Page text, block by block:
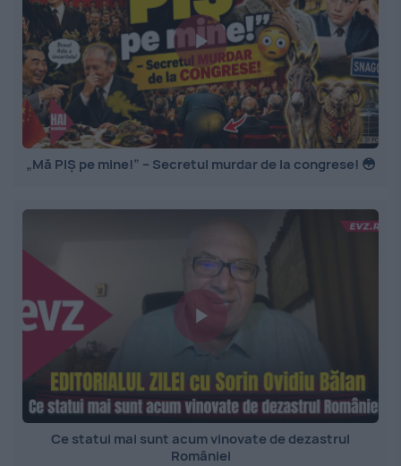
„Mă PIȘ pe mine!” – Secretul murdar de la congrese! 😳
Ce statui mai sunt acum vinovate de dezastrul
României